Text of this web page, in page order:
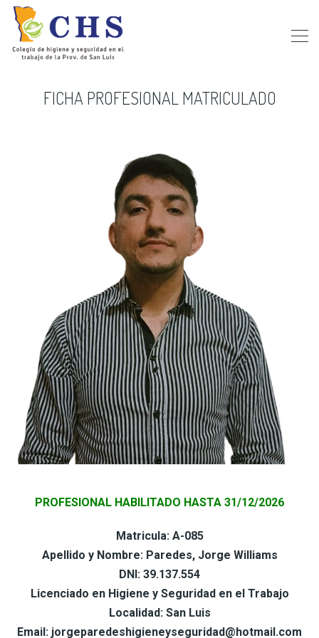
FICHA PROFESIONAL MATRICULADO
PROFESIONAL HABILITADO HASTA 31/12/2026
Matricula: A-085
Apellido y Nombre: Paredes, Jorge Williams
DNI: 39.137.554
Licenciado en Higiene y Seguridad en el Trabajo
Localidad: San Luis
Email: jorgeparedeshigieneyseguridad@hotmail.com